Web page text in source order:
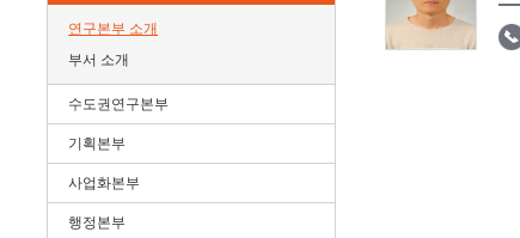
연구본부 소개
부서 소개
수도권연구본부
기획본부
사업화본부
행정본부